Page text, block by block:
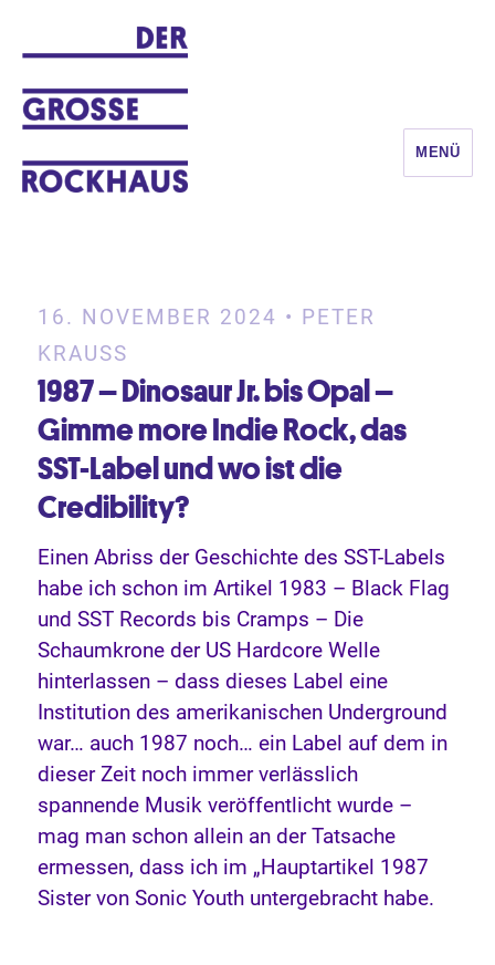
MENÜ
16. NOVEMBER 2024 • PETER
KRAUSS
1987 – Dinosaur Jr. bis Opal –
Gimme more Indie Rock, das
SST-Label und wo ist die
Credibility?
Einen Abriss der Geschichte des SST-Labels
habe ich schon im Artikel 1983 – Black Flag
und SST Records bis Cramps – Die
Schaumkrone der US Hardcore Welle
hinterlassen – dass dieses Label eine
Institution des amerikanischen Underground
war… auch 1987 noch… ein Label auf dem in
dieser Zeit noch immer verlässlich
spannende Musik veröffentlicht wurde –
mag man schon allein an der Tatsache
ermessen, dass ich im „Hauptartikel 1987
Sister von Sonic Youth untergebracht habe.